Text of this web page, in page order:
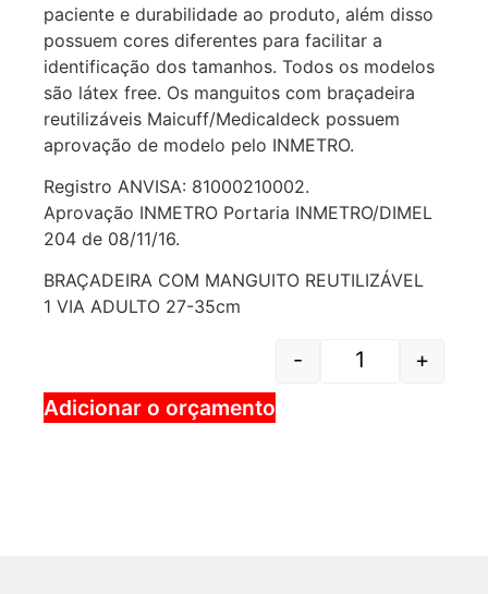
paciente e durabilidade ao produto, além disso
possuem cores diferentes para facilitar a
identificação dos tamanhos. Todos os modelos
são látex free. Os manguitos com braçadeira
reutilizáveis Maicuff/Medicaldeck possuem
aprovação de modelo pelo INMETRO.
Registro ANVISA: 81000210002.
Aprovação INMETRO Portaria INMETRO/DIMEL
204 de 08/11/16.
BRAÇADEIRA COM MANGUITO REUTILIZÁVEL
1 VIA ADULTO 27-35cm
-
+
Adicionar o orçamento